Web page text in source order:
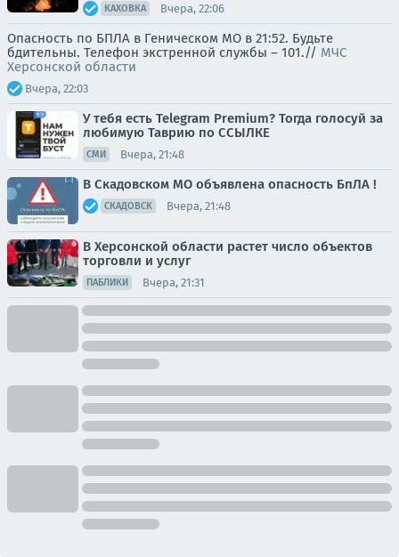
КАХОВКА Вчера, 22:06
Опасность по БПЛА в Геническом МО в 21:52. Будьте
бдительны. Телефон экстренной службы – 101.// МЧС
Херсонской области
Вчера, 22:03
У тебя есть Telegram Premium? Тогда голосуй за
любимую Таврию по ССЫЛКЕ
СМИ Вчера, 21:48
В Скадовском МО объявлена опасность БпЛА !
СКАДОВСК Вчера, 21:48
В Херсонской области растет число объектов
торговли и услуг
ПАБЛИКИ Вчера, 21:31